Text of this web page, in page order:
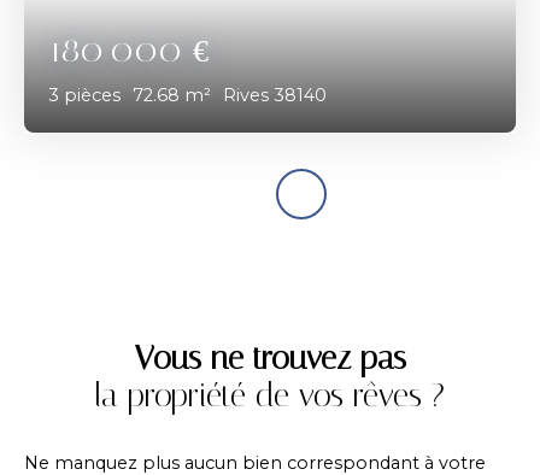
180 000€
3 pièces 72.68 m² Rives 38140
Vous ne trouvez pas
la propriété de vos rêves ?
Ne manquez plus aucun bien correspondant à votre